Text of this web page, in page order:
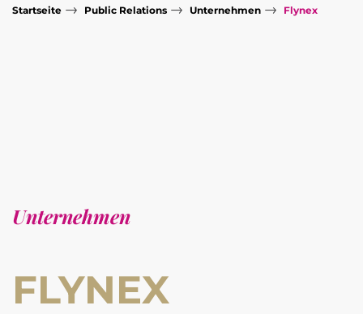
Startseite → Public Relations → Unternehmen → Flynex
Unternehmen
FLYNEX